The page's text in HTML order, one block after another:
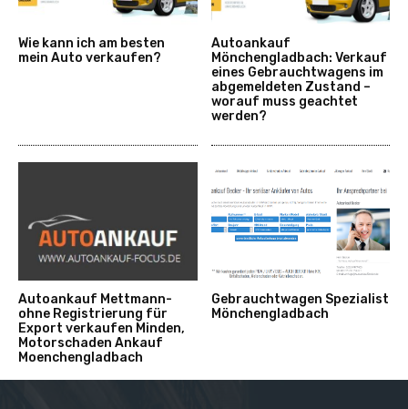
Wie kann ich am besten
mein Auto verkaufen?
Autoankauf
Mönchengladbach: Verkauf
eines Gebrauchtwagens im
abgemeldeten Zustand –
worauf muss geachtet
werden?
Autoankauf Mettmann-
ohne Registrierung für
Export verkaufen Minden,
Motorschaden Ankauf
Moenchengladbach
Gebrauchtwagen Spezialist
Mönchengladbach